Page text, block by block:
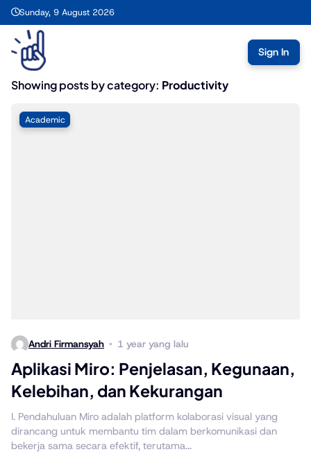
Sunday, 9 August 2026
Sign In
Showing posts by category: Productivity
Academic
Andri Firmansyah 1 year yang lalu
Aplikasi Miro: Penjelasan, Kegunaan,
Kelebihan, dan Kekurangan
I. Pendahuluan Miro adalah platform kolaborasi visual yang
dirancang untuk membantu tim dalam berkomunikasi dan
bekerja sama secara efektif, terutama...